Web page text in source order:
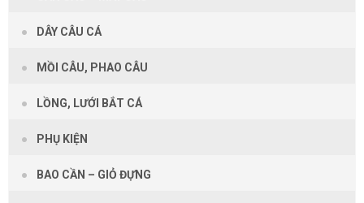
DÂY CÂU CÁ
MỒI CÂU, PHAO CÂU
LỒNG, LƯỚI BẮT CÁ
PHỤ KIỆN
BAO CẦN – GIỎ ĐỰNG